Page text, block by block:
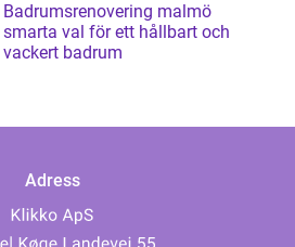
Badrumsrenovering malmö
smarta val för ett hållbart och
vackert badrum
Adress